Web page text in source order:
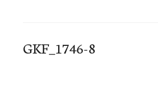
GKF_1746-8